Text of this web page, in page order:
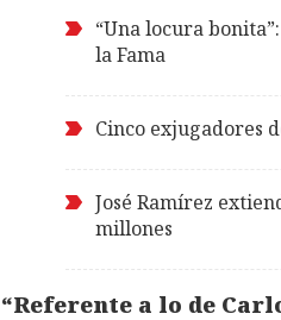
“Una locura
la Fama
Cinco exjugadores
José Ramírez
millones
“Referente a lo de